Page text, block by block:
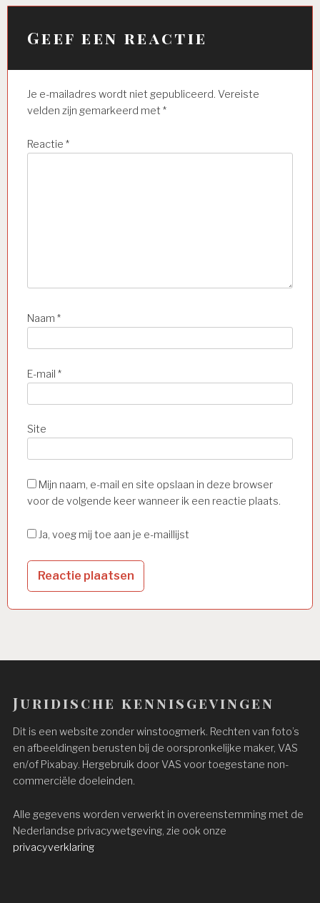
Geef een reactie
Je e-mailadres wordt niet gepubliceerd. Vereiste
velden zijn gemarkeerd met *
Reactie *
Naam *
E-mail *
Site
Mijn naam, e-mail en site opslaan in deze browser
voor de volgende keer wanneer ik een reactie plaats.
Ja, voeg mij toe aan je e-maillijst
Juridische kennisgevingen
Dit is een website zonder winstoogmerk. Rechten van foto’s
en afbeeldingen berusten bij de oorspronkelijke maker, VAS
en/of Pixabay. Hergebruik door VAS voor toegestane non-
commerciële doeleinden.
Alle gegevens worden verwerkt in overeenstemming met de
Nederlandse privacywetgeving, zie ook onze
privacyverklaring